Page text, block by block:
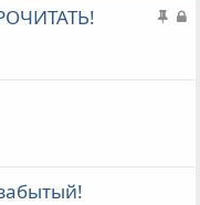
З
З